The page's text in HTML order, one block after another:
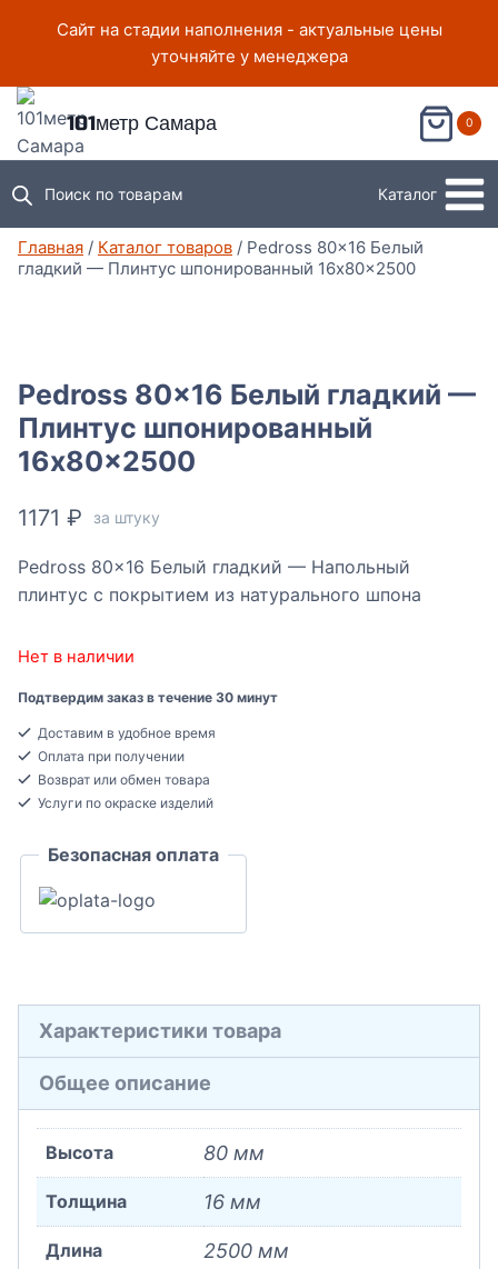
Сайт на стадии наполнения - актуальные цены
уточняйте у менеджера
101метр Самара 0
Поиск по товарам Каталог
Главная / Каталог товаров / Pedross 80×16 Белый
гладкий — Плинтус шпонированный 16x80x2500
Pedross 80×16 Белый гладкий —
Плинтус шпонированный
16x80x2500
1171 ₽ за штуку
Pedross 80×16 Белый гладкий — Напольный
плинтус с покрытием из натурального шпона
Нет в наличии
Подтвердим заказ в течение 30 минут
Доставим в удобное время
Оплата при получении
Возврат или обмен товара
Услуги по окраске изделий
Безопасная оплата
Характеристики товара
Общее описание
Высота 80 мм
Толщина 16 мм
Длина 2500 мм